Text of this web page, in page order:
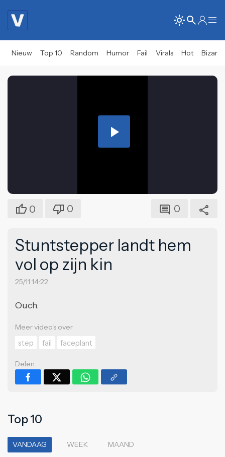
Nieuw Top 10 Random Humor Fail Virals Hot Bizar
Play
0 0 0
Stuntstepper landt hem
vol op zijn kin
25/11 14:22
Ouch.
Meer video's over
step
fail faceplant
Delen
Top 10
VANDAAG WEEK MAAND